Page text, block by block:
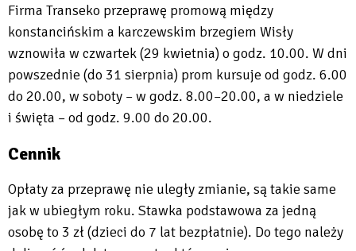
Firma Transeko przeprawę promową między
konstancińskim a karczewskim brzegiem Wisły
wznowiła w czwartek (29 kwietnia) o godz. 10.00. W dni
powszednie (do 31 sierpnia) prom kursuje od godz. 6.00
do 20.00, w soboty – w godz. 8.00–20.00, a w niedziele
i święta – od godz. 9.00 do 20.00.
Cennik
Opłaty za przeprawę nie uległy zmianie, są takie same
jak w ubiegłym roku. Stawka podstawowa za jedną
osobę to 3 zł (dzieci do 7 lat bezpłatnie). Do tego należy